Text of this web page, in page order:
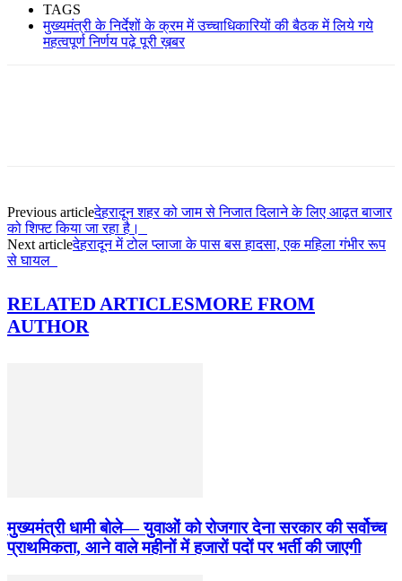
TAGS
मुख्यमंत्री के निर्देशों के क्रम में उच्चाधिकारियों की बैठक में लिये गये
महत्वपूर्ण निर्णय पढ़े पूरी ख़बर
Previous articleदेहरादून शहर को जाम से निजात दिलाने के लिए आढ़त बाजार
को शिफ्ट किया जा रहा है।
Next articleदेहरादून में टोल प्लाजा के पास बस हादसा, एक महिला गंभीर रूप
से घायल
RELATED ARTICLESMORE FROM
AUTHOR
मुख्यमंत्री धामी बोले— युवाओं को रोजगार देना सरकार की सर्वोच्च
प्राथमिकता, आने वाले महीनों में हजारों पदों पर भर्ती की जाएगी